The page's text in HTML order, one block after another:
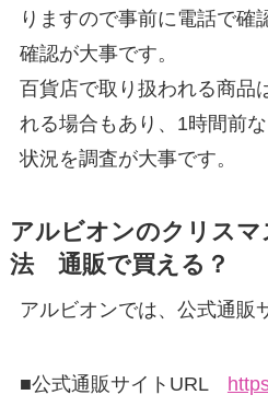
りますので事前に電話で確
確認が大事です。
百貨店で取り扱われる商品
れる場合もあり、1時間前
状況を調査が大事です。
アルビオンのクリス
法 通販で買える？
アルビオンでは、公式通販
■公式通販サイトURL